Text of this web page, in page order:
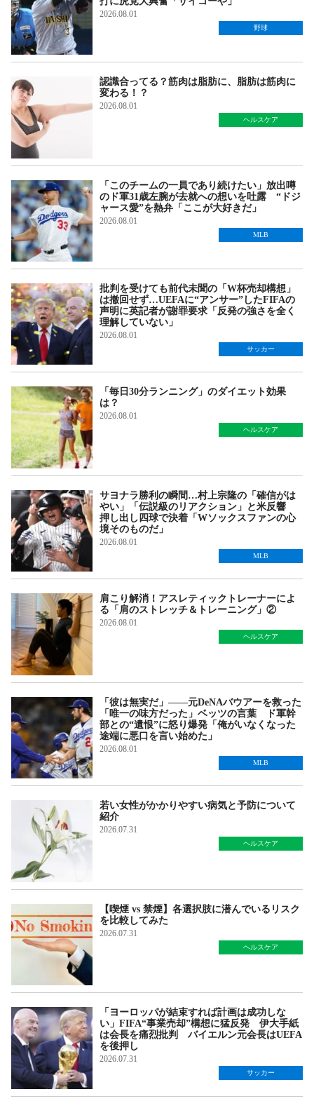
2026.08.01
野球
認識合ってる？筋肉は脂肪に、脂肪は筋肉に
変わる！？
2026.08.01
ヘルスケア
「このチームの一員であり続けたい」放出噂
のド軍31歳左腕が去就への想いを吐露 “ドジ
ャース愛”を熱弁「ここが大好きだ」
2026.08.01
MLB
批判を受けても前代未聞の「W杯売却構想」
は撤回せず…UEFAに“アンサー”したFIFAの
声明に英記者が謝罪要求「反発の強さを全く
理解していない」
2026.08.01
サッカー
「毎日30分ランニング」のダイエット効果
は？
2026.08.01
ヘルスケア
サヨナラ勝利の瞬間…村上宗隆の「確信がは
やい」「伝説級のリアクション」と米反響
押し出し四球で決着「Wソックスファンの心
境そのものだ」
2026.08.01
MLB
肩こり解消！アスレティックトレーナーによ
る「肩のストレッチ＆トレーニング」②
2026.08.01
ヘルスケア
「彼は無実だ」――元DeNAバウアーを救った
「唯一の味方だった」ベッツの言葉 ド軍幹
部との“遺恨”に怒り爆発「俺がいなくなった
途端に悪口を言い始めた」
2026.08.01
MLB
若い女性がかかりやすい病気と予防について
紹介
2026.07.31
ヘルスケア
【喫煙 vs 禁煙】各選択肢に潜んでいるリスク
を比較してみた
2026.07.31
ヘルスケア
「ヨーロッパが結束すれば計画は成功しな
い」FIFA“事業売却”構想に猛反発 伊大手紙
は会長を痛烈批判 バイエルン元会長はUEFA
を後押し
2026.07.31
サッカー